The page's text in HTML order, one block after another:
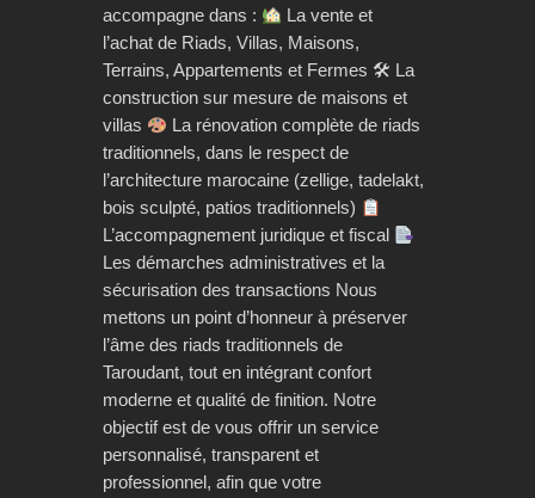
accompagne dans :
La vente et
l’achat de Riads, Villas, Maisons,
Terrains, Appartements et Fermes 🛠 La
construction sur mesure de maisons et
villas
La rénovation complète de riads
traditionnels, dans le respect de
l’architecture marocaine (zellige, tadelakt,
bois sculpté, patios traditionnels)
L’accompagnement juridique et fiscal
Les démarches administratives et la
sécurisation des transactions Nous
mettons un point d’honneur à préserver
l’âme des riads traditionnels de
Taroudant, tout en intégrant confort
moderne et qualité de finition. Notre
objectif est de vous offrir un service
personnalisé, transparent et
professionnel, afin que votre